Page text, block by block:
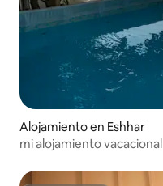
Alojamiento en Eshhar
mi alojamiento vacacional